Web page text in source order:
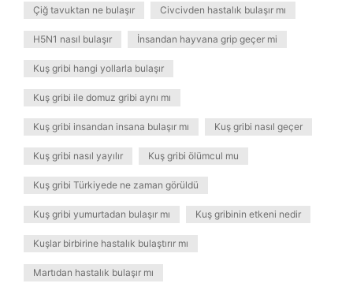
Çiğ tavuktan ne bulaşır Civcivden hastalık bulaşır mı
H5N1 nasıl bulaşır İnsandan hayvana grip geçer mi
Kuş gribi hangi yollarla bulaşır
Kuş gribi ile domuz gribi aynı mı
Kuş gribi insandan insana bulaşır mı Kuş gribi nasıl geçer
Kuş gribi nasıl yayılır Kuş gribi ölümcul mu
Kuş gribi Türkiyede ne zaman görüldü
Kuş gribi yumurtadan bulaşır mı Kuş gribinin etkeni nedir
Kuşlar birbirine hastalık bulaştırır mı
Martıdan hastalık bulaşır mı